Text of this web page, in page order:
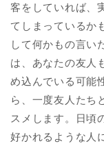
客をしていれば、
てしまっているか
して何かもの言い
は、あなたの友人
め込んでいる可能
ら、一度友人たち
スメします。日頃
好かれるような人